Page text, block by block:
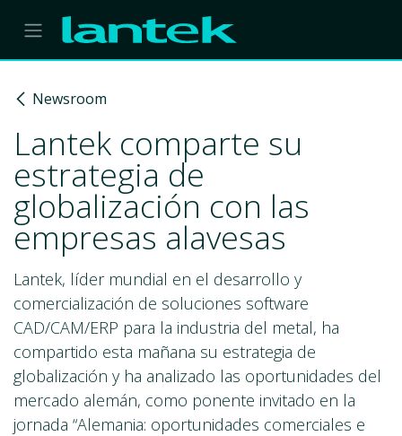
Skip to Content
Newsroom
Lantek comparte su
estrategia de
globalización con las
empresas alavesas
Lantek, líder mundial en el desarrollo y
comercialización de soluciones software
CAD/CAM/ERP para la industria del metal, ha
compartido esta mañana su estrategia de
globalización y ha analizado las oportunidades del
mercado alemán, como ponente invitado en la
jornada “Alemania: oportunidades comerciales e